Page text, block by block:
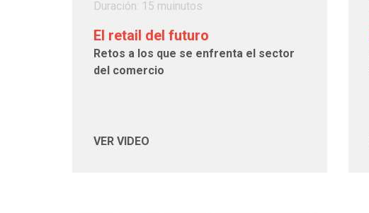
Duración: 15 muinutos
El retail del futuro
Retos a los que se enfrenta el sector
del comercio
VER VIDEO